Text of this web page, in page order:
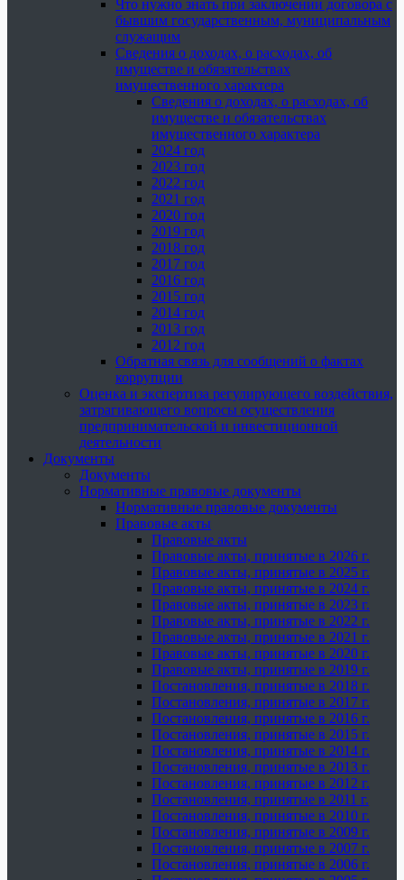
Что нужно знать при заключении договора с
бывшим государственным, муниципальным
служащим
Сведения о доходах, о расходах, об
имуществе и обязательствах
имущественного характера
Сведения о доходах, о расходах, об
имуществе и обязательствах
имущественного характера
2024 год
2023 год
2022 год
2021 год
2020 год
2019 год
2018 год
2017 год
2016 год
2015 год
2014 год
2013 год
2012 год
Обратная связь для сообщений о фактах
коррупции
Оценка и экспертиза регулирующего воздействия,
затрагивающего вопросы осуществления
предпринимательской и инвестиционной
деятельности
Документы
Документы
Нормативные правовые документы
Нормативные правовые документы
Правовые акты
Правовые акты
Правовые акты, принятые в 2026 г.
Правовые акты, принятые в 2025 г.
Правовые акты, принятые в 2024 г.
Правовые акты, принятые в 2023 г.
Правовые акты, принятые в 2022 г.
Правовые акты, принятые в 2021 г.
Правовые акты, принятые в 2020 г.
Правовые акты, принятые в 2019 г.
Постановления, принятые в 2018 г.
Постановления, принятые в 2017 г.
Постановления, принятые в 2016 г.
Постановления, принятые в 2015 г.
Постановления, принятые в 2014 г.
Постановления, принятые в 2013 г.
Постановления, принятые в 2012 г.
Постановления, принятые в 2011 г.
Постановления, принятые в 2010 г.
Постановления, принятые в 2009 г.
Постановления, принятые в 2007 г.
Постановления, принятые в 2006 г.